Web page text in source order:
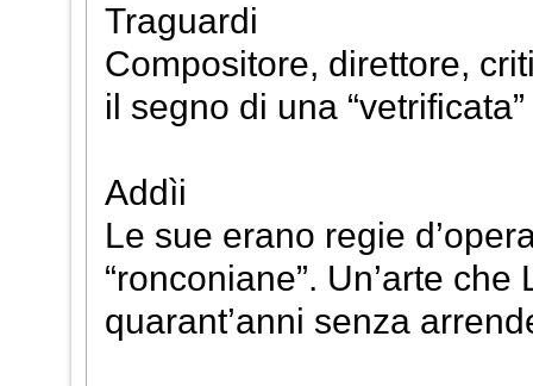
Traguardi
Compositore, direttore,
il segno di una
Addìi
Le sue erano regie
“ronconiane”. Un’arte
quarant’anni senza